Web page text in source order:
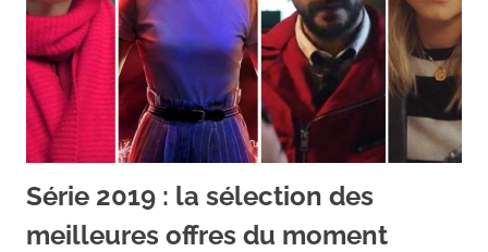
Série 2019 : la sélection des
meilleures offres du moment